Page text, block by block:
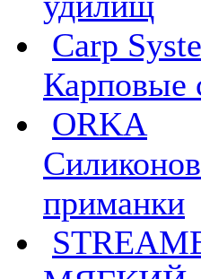
Carp
Карповые
ORKA
приманки